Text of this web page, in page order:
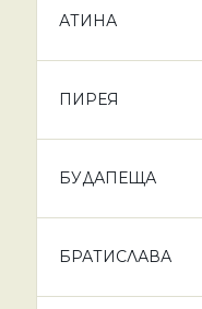
АТИНА
ПИРЕЯ
БУДАПЕЩА
БРАТИСЛАВА